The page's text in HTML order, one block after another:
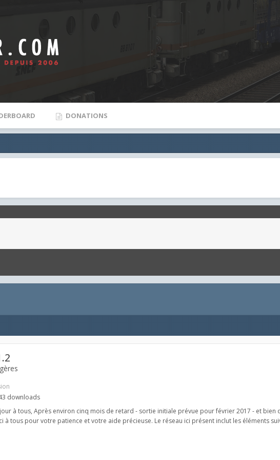
DONATIONS
downloads
à tous, Après environ cinq mois de retard - sortie initiale prévue pour février 2017 - et bien
à tous pour votre patience et votre aide précieuse. Le réseau ici présent inclut les éléments